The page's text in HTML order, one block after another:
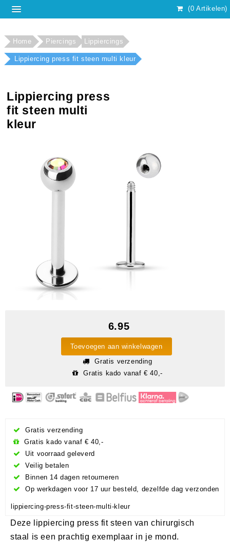
(0 Artikelen)
Home Piercings Lippiercings
Lippiercing press fit steen multi kleur
Lippiercing press
fit steen multi
kleur
6.95
Toevoegen aan winkelwagen
Gratis verzending
Gratis kado vanaf € 40,-
Gratis verzending
Gratis kado vanaf € 40,-
Uit voorraad geleverd
Veilig betalen
Binnen 14 dagen retourneren
Op werkdagen voor 17 uur besteld, dezelfde dag verzonden
lippiercing-press-fit-steen-multi-kleur
Deze lippiercing press fit steen van chirurgisch
staal is een prachtig exemplaar in je mond.